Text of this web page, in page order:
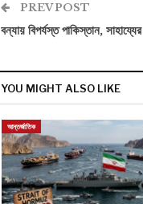
PREV POST
বন্যায় বিপর্যস্ত পাকিস্তান,
YOU MIGHT ALSO LIKE
আন্তর্জাতিক